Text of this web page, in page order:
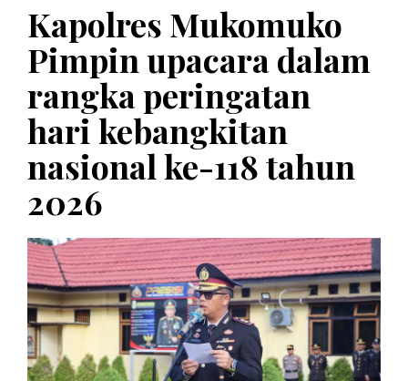
Kapolres Mukomuko
Pimpin upacara dalam
rangka peringatan
hari kebangkitan
nasional ke-118 tahun
2026